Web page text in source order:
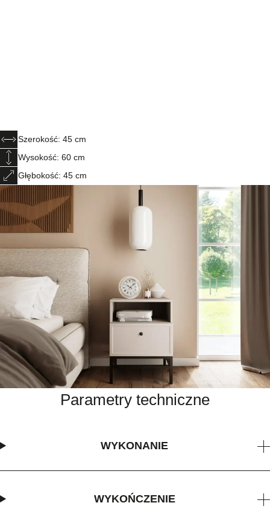
Szerokość: 45 cm
Wysokość: 60 cm
Głębokość: 45 cm
Parametry techniczne
WYKONANIE
WYKOŃCZENIE